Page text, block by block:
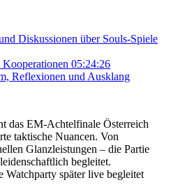
Diskussionen über Souls-Spiele
05:24:26
Reflexionen und Ausklang
das EM-Achtelfinale Österreich
taktische Nuancen. Von
Glanzleistungen – die Partie
begleitet.
Watchparty später live begleitet